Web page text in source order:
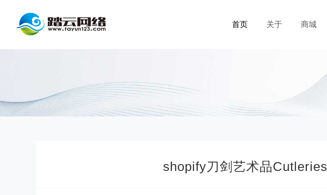
首页 关于 商城
shopify刀剑艺术品Cutleries